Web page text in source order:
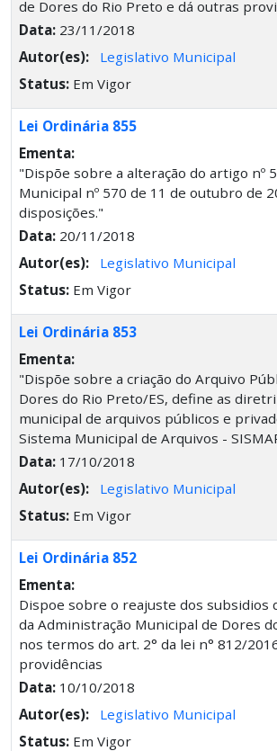
de Dores do Rio Preto e dá outras
Data: 23/11/2018
Autor(es):
Legislativo Municipal
Status: Em Vigor
Lei Ordinária 855
Ementa:
"Dispõe sobre a alteração do artigo nº
Municipal nº 570 de 11 de outubro de
disposições."
Data: 20/11/2018
Autor(es):
Legislativo Municipal
Status: Em Vigor
Lei Ordinária 853
Ementa:
"Dispõe sobre a criação do Arquivo
Dores do Rio Preto/ES, define as
municipal de arquivos públicos e
Sistema Municipal de Arquivos -
Data: 17/10/2018
Autor(es):
Legislativo Municipal
Status: Em Vigor
Lei Ordinária 852
Ementa:
Dispoe sobre o reajuste dos subsidios
da Administração Municipal de Dores
nos termos do art. 2° da lei n° 812/
providências
Data: 10/10/2018
Autor(es):
Legislativo Municipal
Status: Em Vigor